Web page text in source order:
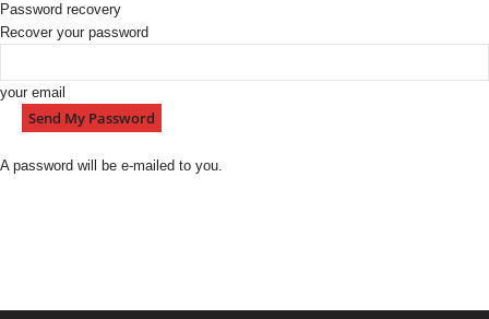
Password recovery
Recover your password
your email
A password will be e-mailed to you.
n